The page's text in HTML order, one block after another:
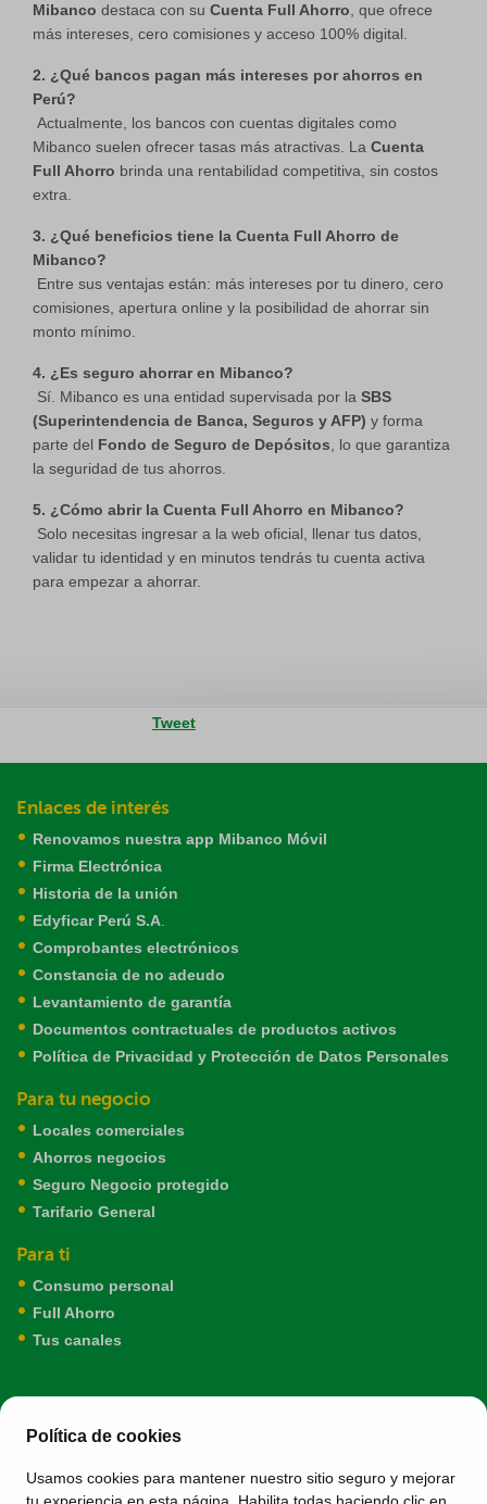
Política de cookies
Usamos cookies para mantener nuestro sitio seguro y mejorar
Mibanco destaca con su Cuenta Full Ahorro, que ofrece
más intereses, cero comisiones y acceso 100% digital.
2. ¿Qué bancos pagan más intereses por ahorros en
Perú?
Actualmente, los bancos con cuentas digitales como
Mibanco suelen ofrecer tasas más atractivas. La Cuenta
Full Ahorro brinda una rentabilidad competitiva, sin costos
extra.
3. ¿Qué beneficios tiene la Cuenta Full Ahorro de
Mibanco?
Entre sus ventajas están: más intereses por tu dinero, cero
comisiones, apertura online y la posibilidad de ahorrar sin
monto mínimo.
4. ¿Es seguro ahorrar en Mibanco?
Sí. Mibanco es una entidad supervisada por la SBS
(Superintendencia de Banca, Seguros y AFP) y forma
parte del Fondo de Seguro de Depósitos, lo que garantiza
la seguridad de tus ahorros.
5. ¿Cómo abrir la Cuenta Full Ahorro en Mibanco?
Solo necesitas ingresar a la web oficial, llenar tus datos,
validar tu identidad y en minutos tendrás tu cuenta activa
para empezar a ahorrar.
Tweet
Enlaces de interés
Renovamos nuestra app Mibanco Móvil
Firma Electrónica
Historia de la unión
Edyficar Perú S.A.
Comprobantes electrónicos
Constancia de no adeudo
Levantamiento de garantía
Documentos contractuales de productos activos
Política de Privacidad y Protección de Datos Personales
Para tu negocio
Locales comerciales
Ahorros negocios
Seguro Negocio protegido
Tarifario General
Para ti
Consumo personal
Full Ahorro
Tus canales
(01) 319-9999